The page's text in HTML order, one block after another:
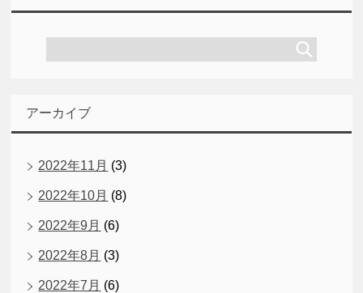
アーカイブ
2022年11月 (3)
2022年10月 (8)
2022年9月 (6)
2022年8月 (3)
2022年7月 (6)